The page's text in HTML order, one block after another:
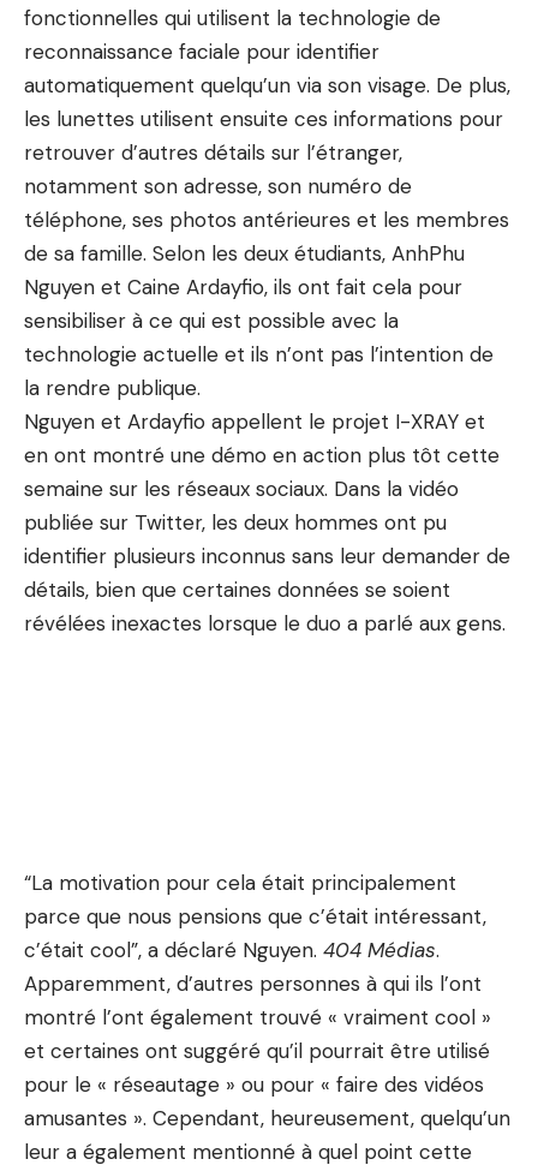
fonctionnelles qui utilisent la technologie de
reconnaissance faciale pour identifier
automatiquement quelqu’un via son visage. De plus,
les lunettes utilisent ensuite ces informations pour
retrouver d’autres détails sur l’étranger,
notamment son adresse, son numéro de
téléphone, ses photos antérieures et les membres
de sa famille. Selon les deux étudiants, AnhPhu
Nguyen et Caine Ardayfio, ils ont fait cela pour
sensibiliser à ce qui est possible avec la
technologie actuelle et ils n’ont pas l’intention de
la rendre publique.
Nguyen et Ardayfio appellent le projet I-XRAY et
en ont montré une démo en action plus tôt cette
semaine sur les réseaux sociaux. Dans la vidéo
publiée sur Twitter, les deux hommes ont pu
identifier plusieurs inconnus sans leur demander de
détails, bien que certaines données se soient
révélées inexactes lorsque le duo a parlé aux gens.
“La motivation pour cela était principalement
parce que nous pensions que c’était intéressant,
c’était cool”, a déclaré Nguyen. 404 Médias.
Apparemment, d’autres personnes à qui ils l’ont
montré l’ont également trouvé « vraiment cool »
et certaines ont suggéré qu’il pourrait être utilisé
pour le « réseautage » ou pour « faire des vidéos
amusantes ». Cependant, heureusement, quelqu’un
leur a également mentionné à quel point cette